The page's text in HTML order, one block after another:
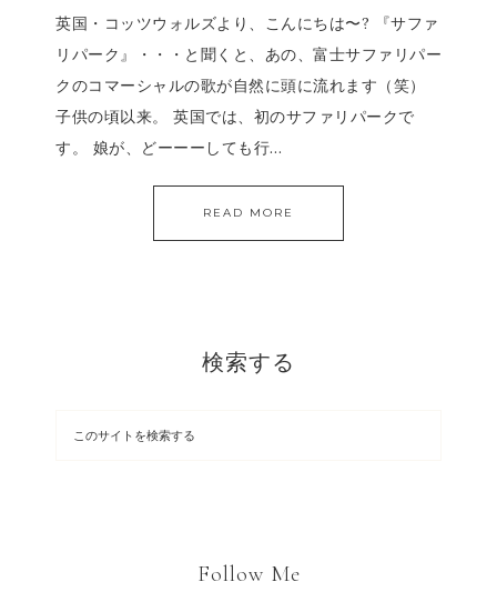
英国・コッツウォルズより、こんにちは〜? 『サファ
リパーク』・・・と聞くと、あの、富士サファリパー
クのコマーシャルの歌が自然に頭に流れます（笑）
子供の頃以来。 英国では、初のサファリパークで
す。 娘が、どーーーしても行…
READ MORE
検索する
Follow Me